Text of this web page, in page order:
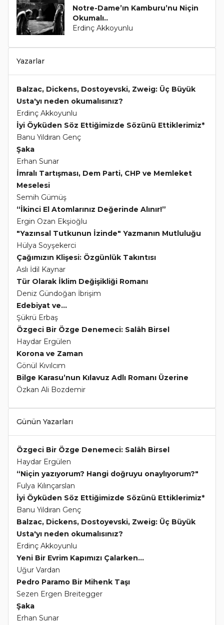
Notre-Dame’ın Kamburu’nu Niçin
Okumalı..
Erdinç Akkoyunlu
Yazarlar
Balzac, Dickens, Dostoyevski, Zweig: Üç Büyük
Usta'yı neden okumalısınız?
Erdinç Akkoyunlu
İyi Öyküden Söz Ettiğimizde Sözünü Ettiklerimiz*
Banu Yıldıran Genç
Şaka
Erhan Sunar
İmralı Tartışması, Dem Parti, CHP ve Memleket
Meselesi
Semih Gümüş
“İkinci El Atomlarınız Değerinde Alınır!”
Ergin Ozan Ekşioğlu
"Yazınsal Tutkunun İzinde" Yazmanın Mutluluğu
Hülya Soyşekerci
Çağımızın Klişesi: Özgünlük Takıntısı
Aslı İdil Kaynar
Tür Olarak İklim Değişikliği Romanı
Deniz Gündoğan İbrişim
Edebiyat ve...
Şükrü Erbaş
Özgeci Bir Özge Denemeci: Salâh Birsel
Haydar Ergülen
Korona ve Zaman
Gönül Kıvılcım
Bilge Karasu’nun Kılavuz Adlı Romanı Üzerine
Özkan Ali Bozdemir
Günün Yazarları
Özgeci Bir Özge Denemeci: Salâh Birsel
Haydar Ergülen
“Niçin yazıyorum? Hangi doğruyu onaylıyorum?"
Fulya Kılınçarslan
İyi Öyküden Söz Ettiğimizde Sözünü Ettiklerimiz*
Banu Yıldıran Genç
Balzac, Dickens, Dostoyevski, Zweig: Üç Büyük
Usta'yı neden okumalısınız?
Erdinç Akkoyunlu
Yeni Bir Evrim Kapımızı Çalarken...
Uğur Vardan
Pedro Paramo Bir Mihenk Taşı
Sezen Ergen Breitegger
Şaka
Erhan Sunar